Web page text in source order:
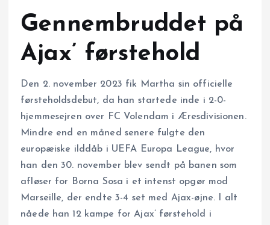
Gennembruddet på
Ajax’ førstehold
Den 2. november 2023 fik Martha sin officielle
førsteholdsdebut, da han startede inde i 2-0-
hjemmesejren over FC Volendam i Æresdivisionen.
Mindre end en måned senere fulgte den
europæiske ilddåb i UEFA Europa League, hvor
han den 30. november blev sendt på banen som
afløser for Borna Sosa i et intenst opgør mod
Marseille, der endte 3-4 set med Ajax-øjne. I alt
nåede han 12 kampe for Ajax’ førstehold i